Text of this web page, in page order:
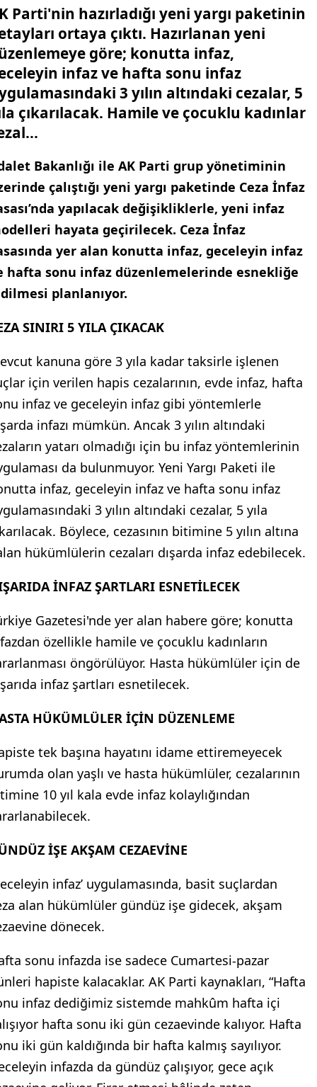
Parti'nin hazırladığı yeni yargı paketinin
ortaya çıktı. Hazırlanan yeni
göre; konutta infaz,
infaz ve hafta sonu infaz
3 yılın altındaki cezalar, 5
çıkarılacak. Hamile ve çocuklu kadınlar
Bakanlığı ile AK Parti grup yönetiminin
çalıştığı yeni yargı paketinde Ceza İnfaz
yapılacak değişikliklerle, yeni infaz
hayata geçirilecek. Ceza İnfaz
yer alan konutta infaz, geceleyin infaz
hafta sonu infaz düzenlemelerinde esnekliğe
planlanıyor.
SINIRI 5 YILA ÇIKACAK
kanuna göre 3 yıla kadar taksirle işlenen
için verilen hapis cezalarının, evde infaz, hafta
infaz ve geceleyin infaz gibi yöntemlerle
infazı mümkün. Ancak 3 yılın altındaki
yatarı olmadığı için bu infaz yöntemlerinin
da bulunmuyor. Yeni Yargı Paketi ile
infaz, geceleyin infaz ve hafta sonu infaz
3 yılın altındaki cezalar, 5 yıla
Böylece, cezasının bitimine 5 yılın altına
hükümlülerin cezaları dışarda infaz edebilecek.
İNFAZ ŞARTLARI ESNETİLECEK
Gazetesi'nde yer alan habere göre; konutta
özellikle hamile ve çocuklu kadınların
öngörülüyor. Hasta hükümlüler için de
infaz şartları esnetilecek.
HÜKÜMLÜLER İÇİN DÜZENLEME
tek başına hayatını idame ettiremeyecek
olan yaşlı ve hasta hükümlüler, cezalarının
10 yıl kala evde infaz kolaylığından
İŞE AKŞAM CEZAEVİNE
infaz’ uygulamasında, basit suçlardan
alan hükümlüler gündüz işe gidecek, akşam
dönecek.
sonu infazda ise sadece Cumartesi-pazar
hapiste kalacaklar. AK Parti kaynakları, “Hafta
infaz dediğimiz sistemde mahkûm hafta içi
hafta sonu iki gün cezaevinde kalıyor. Hafta
iki gün kaldığında bir hafta kalmış sayılıyor.
infazda da gündüz çalışıyor, gece açık